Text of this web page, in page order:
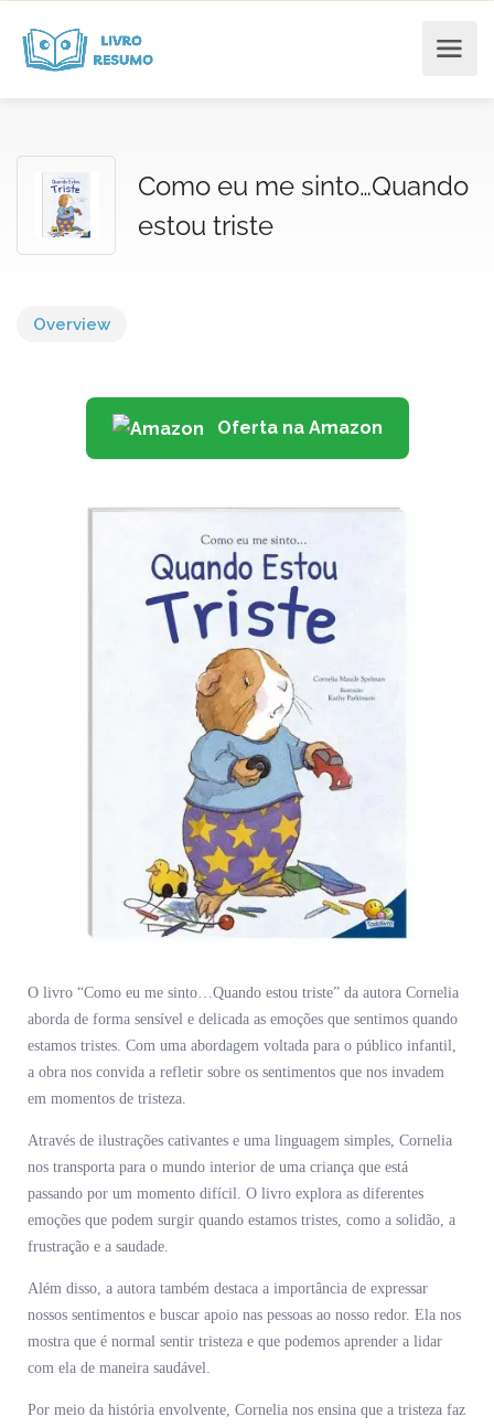
Como eu me sinto…Quando
estou triste
Overview
Oferta na Amazon
O livro “Como eu me sinto…Quando estou triste” da autora Cornelia
aborda de forma sensível e delicada as emoções que sentimos quando
estamos tristes. Com uma abordagem voltada para o público infantil,
a obra nos convida a refletir sobre os sentimentos que nos invadem
em momentos de tristeza.
Através de ilustrações cativantes e uma linguagem simples, Cornelia
nos transporta para o mundo interior de uma criança que está
passando por um momento difícil. O livro explora as diferentes
emoções que podem surgir quando estamos tristes, como a solidão, a
frustração e a saudade.
Além disso, a autora também destaca a importância de expressar
nossos sentimentos e buscar apoio nas pessoas ao nosso redor. Ela nos
mostra que é normal sentir tristeza e que podemos aprender a lidar
com ela de maneira saudável.
Por meio da história envolvente, Cornelia nos ensina que a tristeza faz